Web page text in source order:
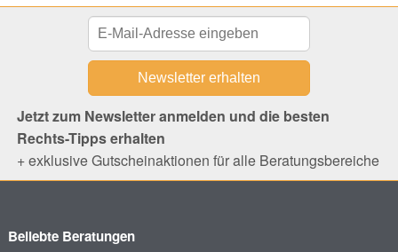
Jetzt zum Newsletter anmelden und die besten
Rechts-Tipps erhalten
+ exklusive Gutscheinaktionen für alle Beratungsbereiche
Beliebte Beratungen